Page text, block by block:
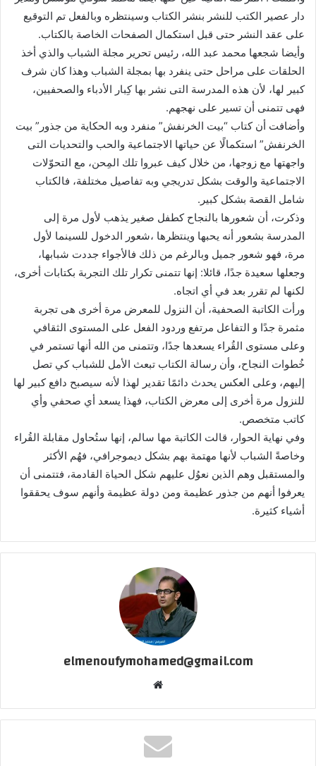
دار عصير الكتب للنشر بنشر الكتاب وسينتظره وبالفعل تم التوقيع
على عقد النشر حتى قبل استكمال الصفحات الخاصة بالكتاب.
وأيضا شجعها محمد عبد الله، رئيس تحرير مجلة الشباب والذي أخذ
الحلقات على مراحل حتى ينفرد بها بمجلة الشباب وهذا كان شرف
كبير لها، لأن هذه المدرسة التى نشر بها كِبار الأدباء والصحفيين،
فهى تتمنى أن تسير على نهجهم.
وأضافت أن كتاب “بيت الخرنفش” منفرد وبه الحكاية من جذور” بيت
الخرنفش” استكمالًا عن حياتها الاجتماعية والحب والتحديات التى
واجهتها مع زوجها، من خلال كيف عبروا تلك المِحن، مع التحوّلات
الاجتماعية والوقت بشكل تدريجي وبه تفاصيل مختلفة، فالكتاب
شامل القصة بشكل كبير.
وذكرت، أن شعورها بالنجاح كطفل صغير يذهب لأول مرة إلى
المدرسة بشعور أنه يحبها وينتظرها ،شعور الدخول للسينما لأول
مرة، فهو شعور جميل وبالرغم من ذلك فالأجواء جددت شبابها،
وجعلها سعيدة جدًا، قائلا: إنها تتمنى تكرار تلك التجربة بكتابات أخرى،
لكنها لم تقرر بعد في أي اتجاه.
ورأت الكاتبة الصحفية، أن النزول للمعرض مرة أخرى هى تجربة
مثمرة جدًا و التفاعل مرتفع وردود الفعل على المستوى الثقافي
وعلى مستوى القُراء يسعدها جدًا، وتتمنى من الله أنها تستمر في
خُطوات النجاح، وأن رسالة الكتاب تبعث الأمل للشباب كي تصل
إليهم، وعلى العكس يحدث دائمًا تقدير لهذا لأنه سيصبح دافع كبير لها
للنزول مرة أخرى إلى معرض الكتاب، فهذا يسعد أي صحفي وأي
كاتب متخصص.
وفي نهاية الحوار، قالت الكاتبة مها سالم، إنها ستُحاول مقابلة القُراء
وخاصةً الشباب لأنها مهتمة بهم بشكل ديموجرافي، فهُم الأكثر
والمستقبل وهم الذين نعوُل عليهم شكل الحياة القادمة، فتتمنى أن
يعرفوا أنهم من جذور عظيمة ومن دولة عظيمة وأنهم سوف يحققوا
أشياء كثيرة.
elmenoufymohamed@gmail.com